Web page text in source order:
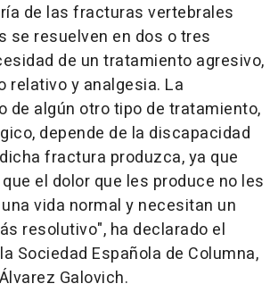
de las fracturas vertebrales
se resuelven en dos o tres
de un tratamiento agresivo,
relativo y analgesia. La
de algún otro tipo de tratamiento,
depende de la discapacidad
fractura produzca, ya que
el dolor que les produce no les
vida normal y necesitan un
resolutivo", ha declarado el
Sociedad Española de Columna,
Galovich.